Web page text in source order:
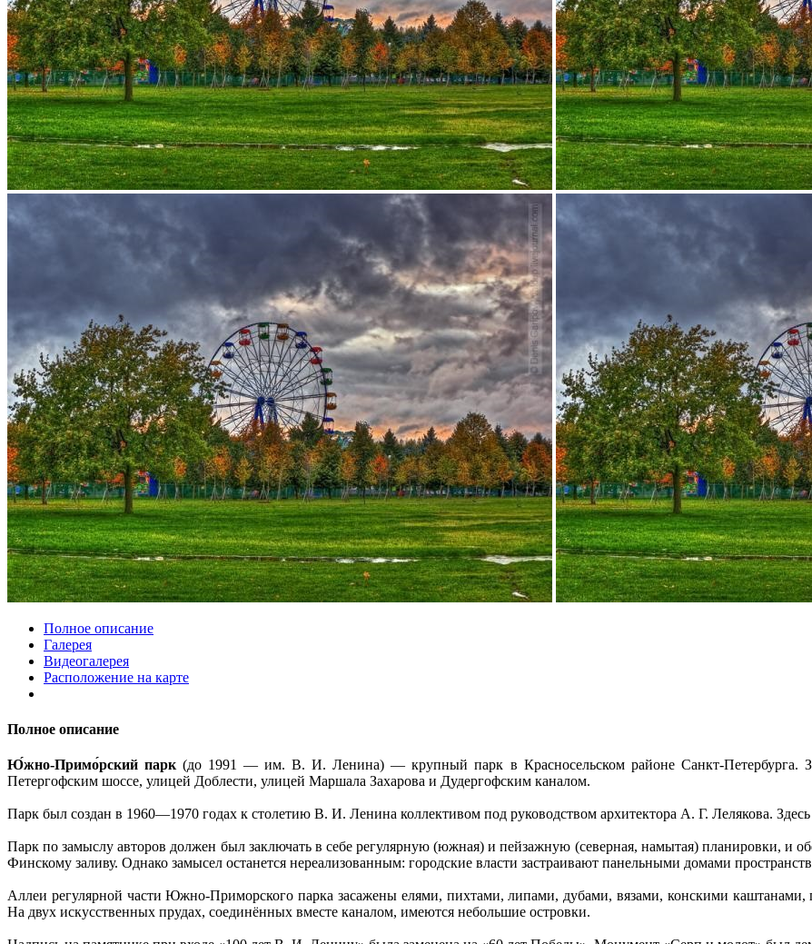
Полное описание
Галерея
Видеогалерея
Расположение на карте
Полное описание
Ю́жно-Примо́рский парк (до 1991 — им. В. И. Ленина) — крупный парк в Красносельском районе Санкт-Петербурга.
Петергофским шоссе, улицей Доблести, улицей Маршала Захарова и Дудергофским каналом.
Парк был создан в 1960—1970 годах к столетию В. И. Ленина коллективом под руководством архитектора А. Г. Лелякова.
Парк по замыслу авторов должен был заключать в себе регулярную (южная) и пейзажную (северная, намытая) планировки,
Финскому заливу. Однако замысел останется нереализованным: городские власти застраивают панельными домами
Аллеи регулярной части Южно-Приморского парка засажены елями, пихтами, липами, дубами, вязами, конскими
На двух искусственных прудах, соединённых вместе каналом, имеются небольшие островки.